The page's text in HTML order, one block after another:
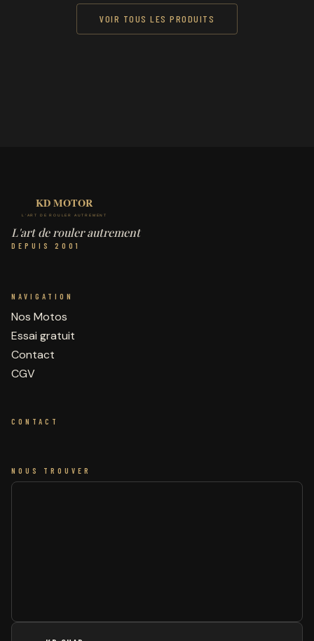
VOIR TOUS LES PRODUITS
L'art de rouler autrement
DEPUIS 2001
NAVIGATION
Nos Motos
Essai gratuit
Contact
CGV
CONTACT
NOUS TROUVER